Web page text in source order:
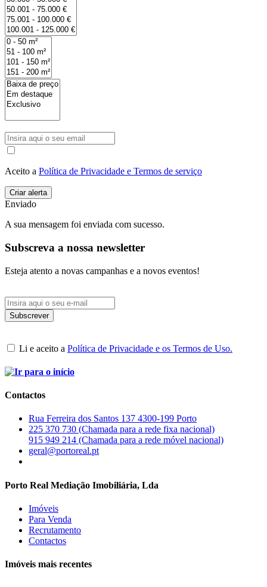
Aceito a Política de Privacidade e Termos de serviço
Enviado
A sua mensagem foi enviada com sucesso.
Subscreva a nossa newsletter
Esteja atento a novas campanhas e a novos eventos!
Li e aceito a Política de Privacidade e os Termos de Uso.
Contactos
Rua Ferreira dos Santos 137 4300-199 Porto
225 370 730 (Chamada para a rede fixa nacional)
915 949 214 (Chamada para a rede móvel nacional)
geral@portoreal.pt
Porto Real Mediação Imobiliária, Lda
Imóveis
Para Venda
Recrutamento
Contactos
Imóveis mais recentes